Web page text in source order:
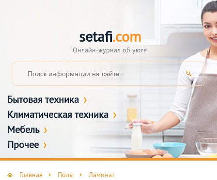
setafi.com
Онлайн-журнал об уюте
Бытовая техника
Климатическая техника
Мебель
Прочее
Главная Полы Ламинат